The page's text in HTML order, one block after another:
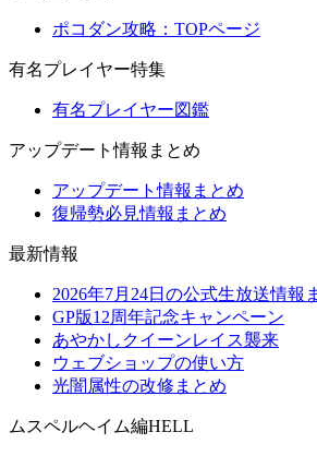
ポコダン攻略：TOPページ
有名プレイヤー特集
有名プレイヤー図鑑
アップデート情報まとめ
アップデート情報まとめ
復帰勢必見情報まとめ
最新情報
2026年7月24日の公式生放送情報
GP版12周年記念キャンペーン
あやかしクイーンレイス襲来
ウェブショップの使い方
光闇属性の改修まとめ
ムスペルヘイム編HELL